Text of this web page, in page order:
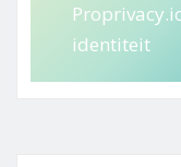
identiteit